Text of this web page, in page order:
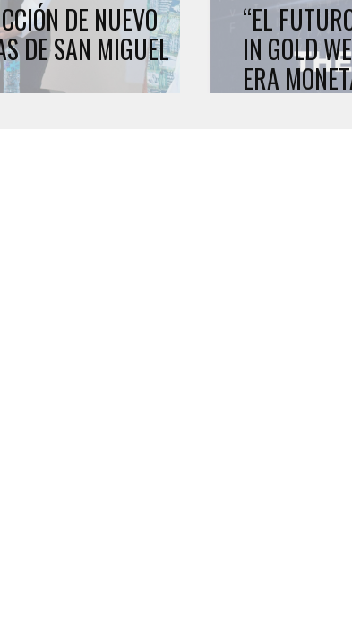
DE NUEVO
DE SAN MIGUEL
“EL
IN GOLD
ERA